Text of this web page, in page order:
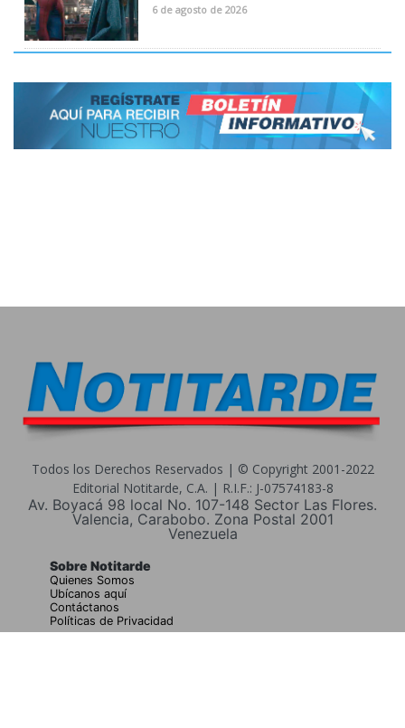
6 de agosto de 2026
Todos los Derechos Reservados | © Copyright 2001-2022
Editorial Notitarde, C.A. | R.I.F.: J-07574183-8
Av. Boyacá 98 local No. 107-148 Sector Las Flores.
Valencia, Carabobo. Zona Postal 2001
Venezuela
Sobre Notitarde
Quienes Somos
Ubícanos aquí
Contáctanos
Políticas de Privacidad